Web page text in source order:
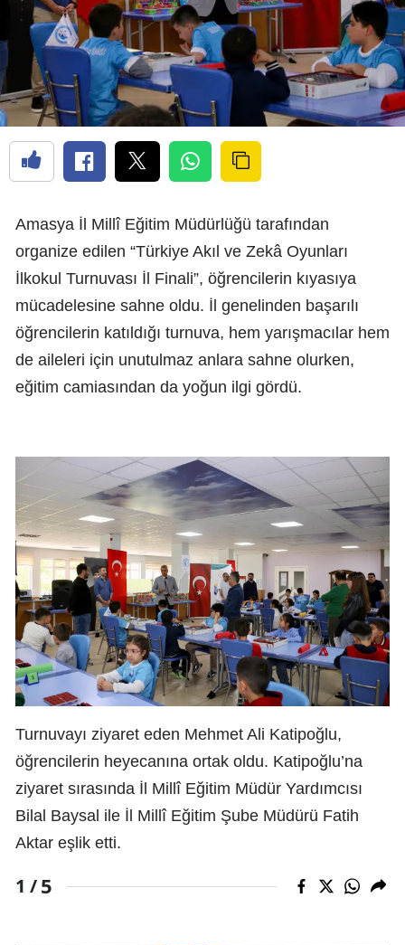
Amasya İl Millî Eğitim Müdürlüğü tarafından
organize edilen “Türkiye Akıl ve Zekâ Oyunları
İlkokul Turnuvası İl Finali”, öğrencilerin kıyasıya
mücadelesine sahne oldu. İl genelinden başarılı
öğrencilerin katıldığı turnuva, hem yarışmacılar hem
de aileleri için unutulmaz anlara sahne olurken,
eğitim camiasından da yoğun ilgi gördü.
Turnuvayı ziyaret eden Mehmet Ali Katipoğlu,
öğrencilerin heyecanına ortak oldu. Katipoğlu’na
ziyaret sırasında İl Millî Eğitim Müdür Yardımcısı
Bilal Baysal ile İl Millî Eğitim Şube Müdürü Fatih
Aktar eşlik etti.
1 /5